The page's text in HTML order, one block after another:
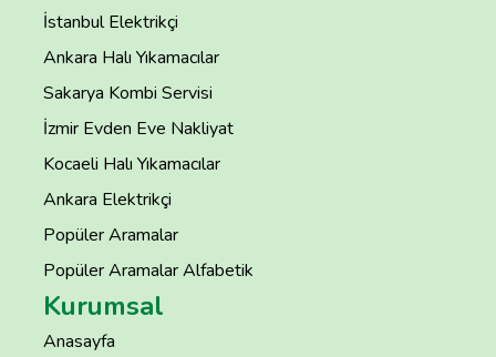
İstanbul Elektrikçi
Ankara Halı Yıkamacılar
Sakarya Kombi Servisi
İzmir Evden Eve Nakliyat
Kocaeli Halı Yıkamacılar
Ankara Elektrikçi
Popüler Aramalar
Popüler Aramalar Alfabetik
Kurumsal
Anasayfa